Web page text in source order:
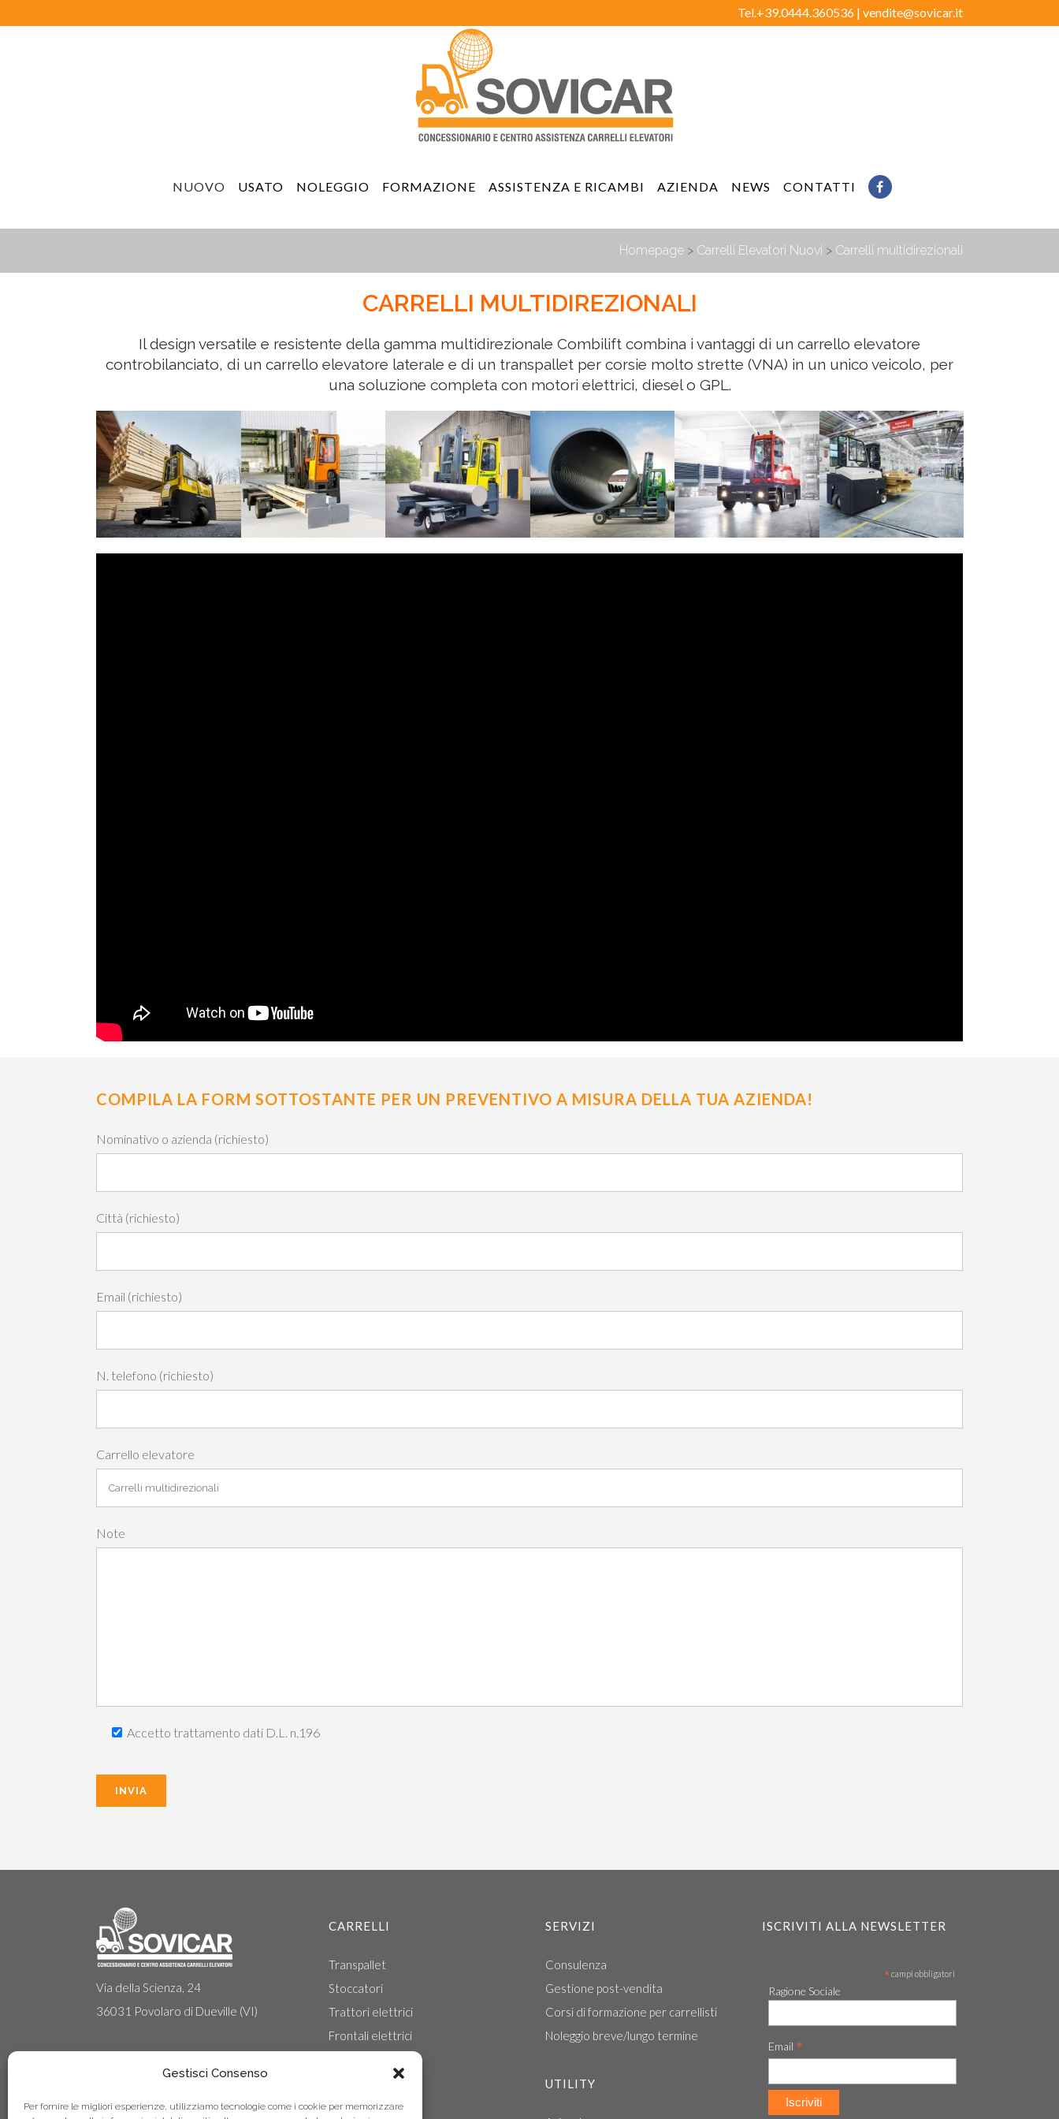
Gestisci Consenso
Per fornire le migliori esperienze, utilizziamo tecnologie come i cookie per memorizzare
Tel.+39.0444.360536 | vendite@sovicar.it
NUOVO USATO NOLEGGIO FORMAZIONE ASSISTENZA E RICAMBI AZIENDA NEWS CONTATTI
Homepage > Carrelli Elevatori Nuovi > Carrelli multidirezionali
CARRELLI MULTIDIREZIONALI
Il design versatile e resistente della gamma multidirezionale Combilift combina i vantaggi di un carrello elevatore
controbilanciato, di un carrello elevatore laterale e di un transpallet per corsie molto strette (VNA) in un unico veicolo, per
una soluzione completa con motori elettrici, diesel o GPL.
COMPILA LA FORM SOTTOSTANTE PER UN PREVENTIVO A MISURA DELLA TUA AZIENDA!
Nominativo o azienda (richiesto)
Città (richiesto)
Email (richiesto)
N. telefono (richiesto)
Carrello elevatore
Note
Accetto trattamento dati D.L. n.196
Via della Scienza, 24
36031 Povolaro di Dueville (VI)
CARRELLI
Transpallet
Stoccatori
Trattori elettrici
Frontali elettrici
Carrelli retrattili
SERVIZI
Consulenza
Gestione post-vendita
Corsi di formazione per carrellisti
Noleggio breve/lungo termine
UTILITY
ISCRIVITI ALLA NEWSLETTER
* campi obbligatori
Ragione Sociale
Email *